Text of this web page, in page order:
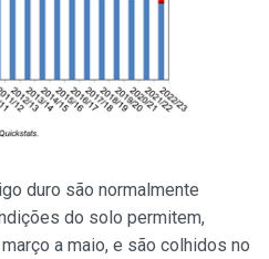
duro são normalmente
do solo permitem,
a maio, e são colhidos no